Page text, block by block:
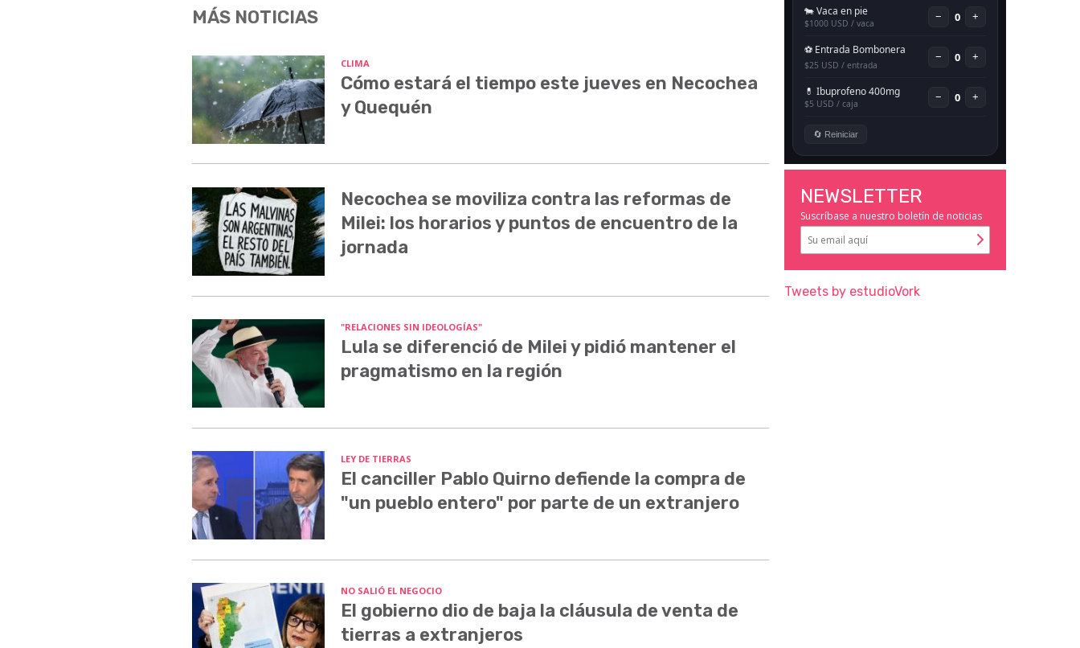
MÁS NOTICIAS
CLIMA
Cómo estará el tiempo este jueves en Necochea
y Quequén
Necochea se moviliza contra las reformas de
Milei: los horarios y puntos de encuentro de la
jornada
"RELACIONES SIN IDEOLOGÍAS"
Lula se diferenció de Milei y pidió mantener el
pragmatismo en la región
LEY DE TIERRAS
El canciller Pablo Quirno defiende la compra de
"un pueblo entero" por parte de un extranjero
NO SALIÓ EL NEGOCIO
El gobierno dio de baja la cláusula de venta de
tierras a extranjeros
NEWSLETTER
Suscríbase a nuestro boletín de noticias
Tweets by estudioVork